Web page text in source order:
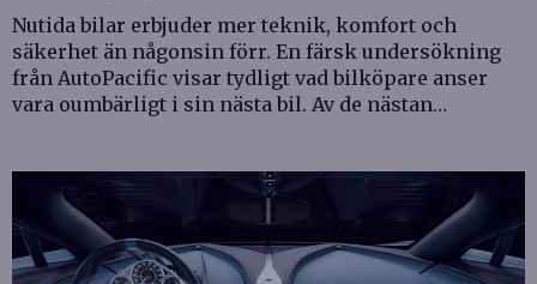
Nutida bilar erbjuder mer teknik, komfort och
säkerhet än någonsin förr. En färsk undersökning
från AutoPacific visar tydligt vad bilköpare anser
vara oumbärligt i sin nästa bil. Av de nästan…